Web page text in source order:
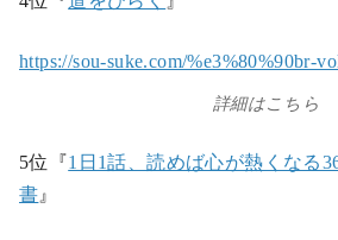
https://sou-suke.com/%e3%80%90br-
詳細はこちら
5位『1日1話、読めば心が熱くなる
書 』